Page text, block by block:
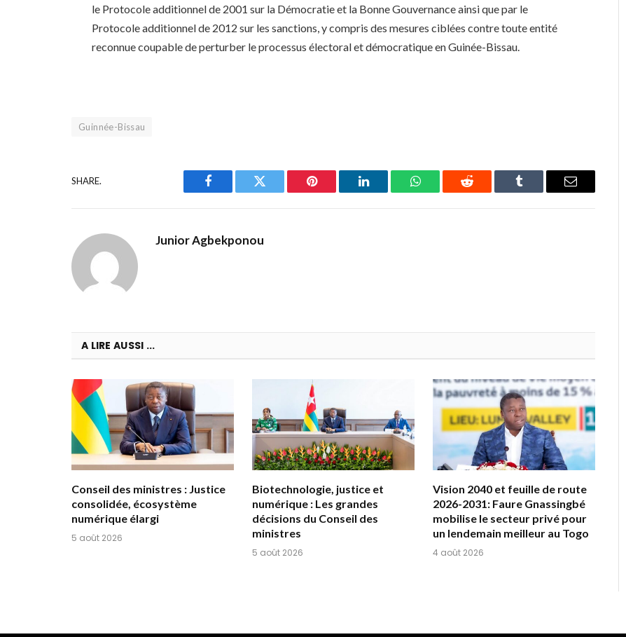
le Protocole additionnel de 2001 sur la Démocratie et la Bonne Gouvernance ainsi que par le
Protocole additionnel de 2012 sur les sanctions, y compris des mesures ciblées contre toute entité
reconnue coupable de perturber le processus électoral et démocratique en Guinée-Bissau.
Guinnée-Bissau
SHARE.
Facebook Twitter Pinterest LinkedIn WhatsAppReddit Tumblr Email
Junior Agbekponou
A LIRE AUSSI ...
Conseil des ministres : Justice
consolidée, écosystème
numérique élargi
5 août 2026
Biotechnologie, justice et
numérique : Les grandes
décisions du Conseil des
ministres
5 août 2026
Vision 2040 et feuille de route
2026-2031: Faure Gnassingbé
mobilise le secteur privé pour
un lendemain meilleur au Togo
4 août 2026